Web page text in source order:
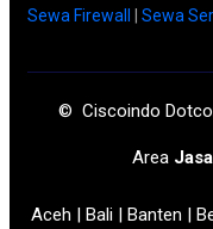
Sewa Firewall
Sewa
© Ciscoindo
Area
Aceh | Bali | Banten |